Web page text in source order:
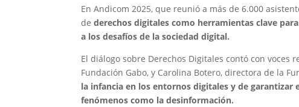
En Andicom 2025, que reunió a más de 6.000
dederechos digitales como herramientas clave
a los desafíos de la sociedad digital.
El diálogo sobre Derechos Digitales contó con voces
Fundación Gabo, y Carolina Botero, directora de la
la infancia en los entornos digitales y de
fenómenos como la desinformación.